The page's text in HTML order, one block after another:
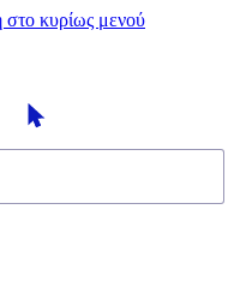
κυρίως μενού